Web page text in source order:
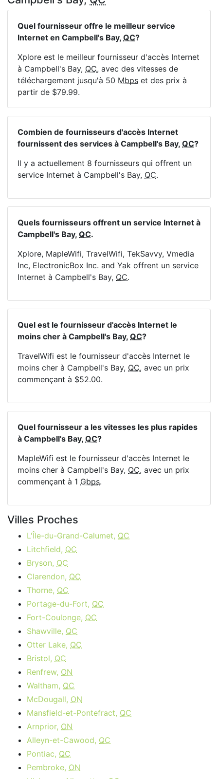
Quel fournisseur offre le meilleur service
Internet en Campbell's Bay, QC?
Xplore est le meilleur fournisseur d'accès Internet
à Campbell's Bay, QC, avec des vitesses de
téléchargement jusqu'à 50 Mbps et des prix à
partir de $79.99.
Combien de fournisseurs d'accès Internet
fournissent des services à Campbell's Bay, QC?
Il y a actuellement 8 fournisseurs qui offrent un
service Internet à Campbell's Bay, QC.
Quels fournisseurs offrent un service Internet à
Campbell's Bay, QC.
Xplore, MapleWifi, TravelWifi, TekSavvy, Vmedia
Inc, ElectronicBox Inc. and Yak offrent un service
Internet à Campbell's Bay, QC.
Quel est le fournisseur d'accès Internet le
moins cher à Campbell's Bay, QC?
TravelWifi est le fournisseur d'accès Internet le
moins cher à Campbell's Bay, QC, avec un prix
commençant à $52.00.
Quel fournisseur a les vitesses les plus rapides
à Campbell's Bay, QC?
MapleWifi est le fournisseur d'accès Internet le
moins cher à Campbell's Bay, QC, avec un prix
commençant à 1 Gbps.
Villes Proches
L'Île-du-Grand-Calumet, QC
Litchfield, QC
Bryson, QC
Clarendon, QC
Thorne, QC
Portage-du-Fort, QC
Fort-Coulonge, QC
Shawville, QC
Otter Lake, QC
Bristol, QC
Renfrew, ON
Waltham, QC
McDougall, ON
Mansfield-et-Pontefract, QC
Arnprior, ON
Alleyn-et-Cawood, QC
Pontiac, QC
Pembroke, ON